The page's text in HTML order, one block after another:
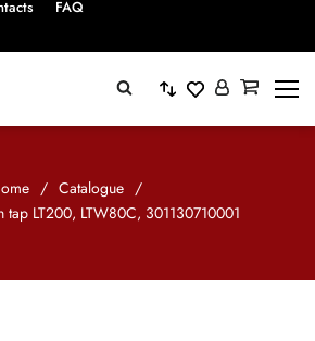
FAQ
/ Catalogue /
LT200, LTW80C, 301130710001